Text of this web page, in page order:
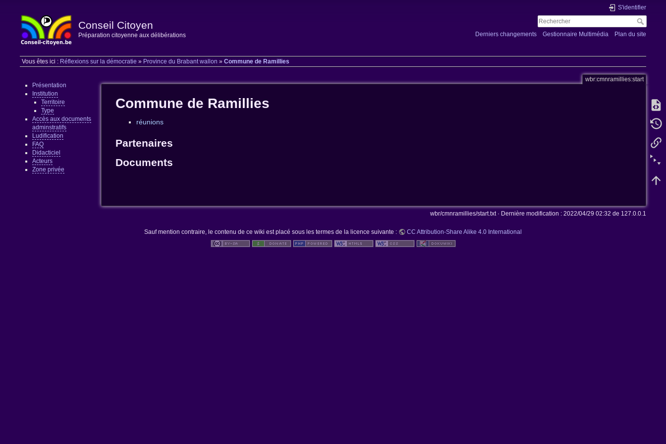
Conseil Citoyen
Préparation citoyenne aux délibérations
S'identifier
Derniers changements Gestionnaire Multimédia Plan du site
Vous êtes ici : Réflexions sur la démocratie » Province du Brabant wallon »Commune de Ramillies
Présentation
Institution
Territoire
Type
Accès aux documents
adminstratifs
Ludification
FAQ
Didacticiel
Acteurs
Zone privée
wbr:cmnramillies:start
Commune de Ramillies
réunions
Partenaires
Documents
wbr/cmnramillies/start.txt· Dernière modification : 2022/04/29 02:32 de 127.0.0.1
Sauf mention contraire, le contenu de ce wiki est placé sous les termes de la licence suivante : CC Attribution-Share Alike 4.0 International